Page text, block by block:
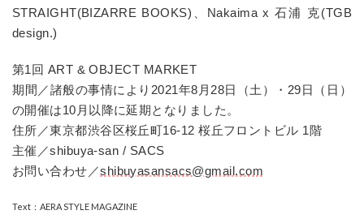
STRAIGHT(BIZARRE BOOKS)
Nakaima x 石浦 克(TGB
design.)
第1回 ART & OBJECT MARKET
期間／諸般の事情により2021年8月28日（土）・29日（日）
の開催は10月以降に延期となりました。
住所／東京都渋谷区桜丘町16-12 桜丘フロントビル 1階
主催／shibuya-san / SACS
お問い合わせ／shibuyasansacs@gmail.com
Text：AERA STYLE MAGAZINE